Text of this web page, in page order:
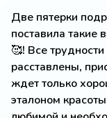
Две пятерки
поставила такие
🥰! Все
расставлены,
ждет только
эталоном